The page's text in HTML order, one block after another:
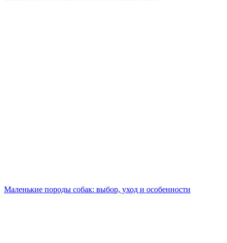
Маленькие породы собак: выбор, уход и особенности